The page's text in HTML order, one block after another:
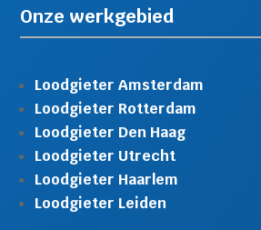
Onze werkgebied
Loodgieter Amsterdam
Loodgieter Rotterdam
Loodgieter Den Haag
Loodgieter Utrecht
Loodgieter Haarlem
Loodgieter Leiden